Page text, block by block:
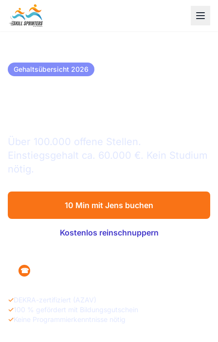
Gehaltsübersicht 2026
Über 100.000 offene Stellen.
Einstiegsgehalt ca. 60.000 €. Kein Studium
nötig.
10 Min mit Jens buchen
Kostenlos reinschnuppern
☎
✓DEKRA-zertifiziert (AZAV)
✓100 % gefördert mit Bildungsgutschein
✓Keine Programmierkenntnisse nötig